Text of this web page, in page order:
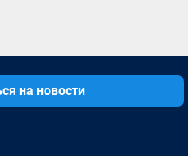
на новости